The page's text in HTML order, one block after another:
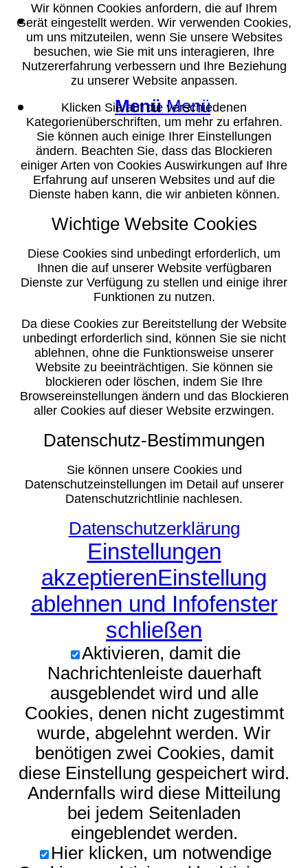
Suche
Menü Menü
Wir können Cookies anfordern, die auf Ihrem
Gerät eingestellt werden. Wir verwenden Cookies,
um uns mitzuteilen, wenn Sie unsere Websites
besuchen, wie Sie mit uns interagieren, Ihre
Nutzererfahrung verbessern und Ihre Beziehung
zu unserer Website anpassen.
Klicken Sie auf die verschiedenen
Kategorienüberschriften, um mehr zu erfahren.
Sie können auch einige Ihrer Einstellungen
ändern. Beachten Sie, dass das Blockieren
einiger Arten von Cookies Auswirkungen auf Ihre
Erfahrung auf unseren Websites und auf die
Dienste haben kann, die wir anbieten können.
Wichtige Website Cookies
Diese Cookies sind unbedingt erforderlich, um
Ihnen die auf unserer Website verfügbaren
Dienste zur Verfügung zu stellen und einige ihrer
Funktionen zu nutzen.
Da diese Cookies zur Bereitstellung der Website
unbedingt erforderlich sind, können Sie sie nicht
ablehnen, ohne die Funktionsweise unserer
Website zu beeinträchtigen. Sie können sie
blockieren oder löschen, indem Sie Ihre
Browsereinstellungen ändern und das Blockieren
aller Cookies auf dieser Website erzwingen.
Datenschutz-Bestimmungen
Sie können unsere Cookies und
Datenschutzeinstellungen im Detail auf unserer
Datenschutzrichtlinie nachlesen.
Datenschutzerklärung
Einstellungen
akzeptierenEinstellung
ablehnen und Infofenster
schließen
Aktivieren, damit die
Nachrichtenleiste dauerhaft
ausgeblendet wird und alle
Cookies, denen nicht zugestimmt
wurde, abgelehnt werden. Wir
benötigen zwei Cookies, damit
diese Einstellung gespeichert wird.
Andernfalls wird diese Mitteilung
bei jedem Seitenladen
eingeblendet werden.
Hier klicken, um notwendige